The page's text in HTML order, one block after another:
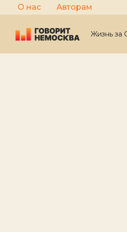
Перейти
к
содержимому
О нас Авторам
Жизнь за